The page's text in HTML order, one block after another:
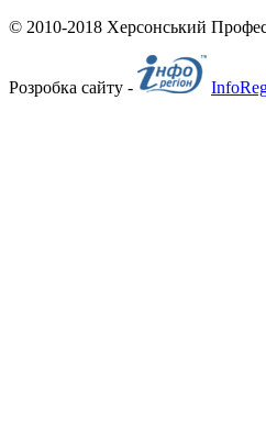
© 2010-2018 Херсонський
Розробка сайту -